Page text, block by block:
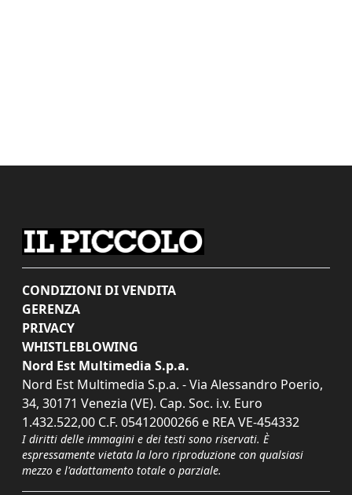
CONDIZIONI DI VENDITA
GERENZA
PRIVACY
WHISTLEBLOWING
Nord Est Multimedia S.p.a.
Nord Est Multimedia S.p.a. - Via Alessandro Poerio,
34, 30171 Venezia (VE). Cap. Soc. i.v. Euro
1.432.522,00 C.F. 05412000266 e REA VE-454332
I diritti delle immagini e dei testi sono riservati. È
espressamente vietata la loro riproduzione con qualsiasi
mezzo e l'adattamento totale o parziale.